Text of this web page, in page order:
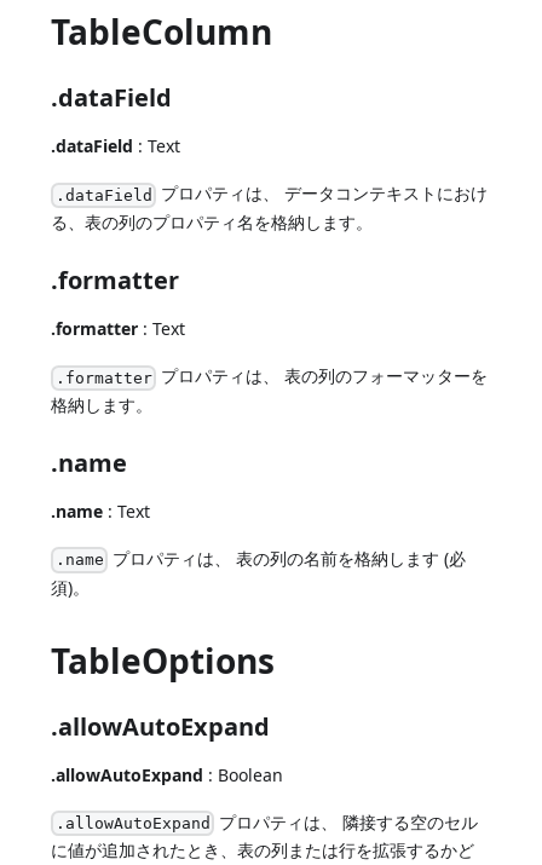
TableColumn
.dataField
.dataField : Text
.dataField プロパティは、 データコンテキストにおけ
る、表の列のプロパティ名を格納します。
.formatter
.formatter : Text
.formatter プロパティは、 表の列のフォーマッターを
格納します。
.name
.name : Text
.name プロパティは、 表の列の名前を格納します (必
須)。
TableOptions
.allowAutoExpand
.allowAutoExpand : Boolean
.allowAutoExpand プロパティは、 隣接する空のセル
に値が追加されたとき、表の列または行を拡張するかど